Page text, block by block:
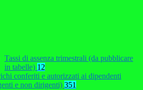
Tassi di assenza trimestrali (da pubblicare
in tabelle) 12
conferiti e autorizzati ai dipendenti
e non dirigenti) 351